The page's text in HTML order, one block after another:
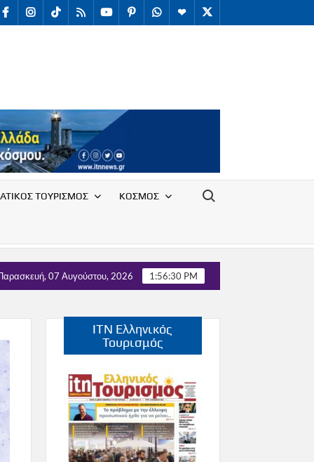
facebookInstagram
TikTokRSS youtubePinterestWhatsApp
Telegram
X
ΤΟΥΡΙΣΜΟΣ ΚΟΣΜΟΣ
Search for:
Υπαλλήλων Ε.Ο.Τ. με τον Τομέα Τουρισμού του κόμματος
07 Αυγούστου, 2026 1:56:32 PM
ITN Ελληνικός
Τουρισμός